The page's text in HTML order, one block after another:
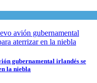
gubernamental irlandés se
la niebla